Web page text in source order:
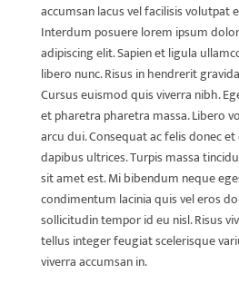
accumsan lacus vel facilisis volutpat
Interdum posuere lorem ipsum
adipiscing elit. Sapien et ligula
libero nunc. Risus in hendrerit
Cursus euismod quis viverra nibh.
et pharetra pharetra massa. Libero
arcu dui. Consequat ac felis donec
dapibus ultrices. Turpis massa
sit amet est. Mi bibendum neque
condimentum lacinia quis vel eros
sollicitudin tempor id eu nisl. Risus
tellus integer feugiat scelerisque
viverra accumsan in.